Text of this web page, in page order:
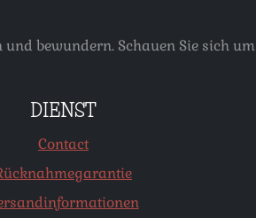
bewundern. Schauen Sie sich um
DIENST
Contact